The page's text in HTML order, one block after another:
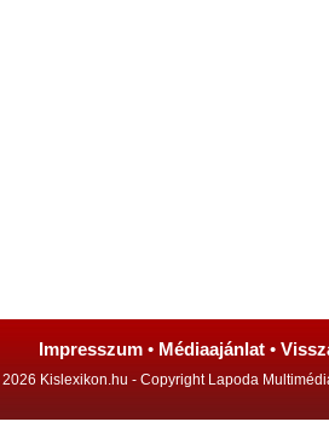
Impresszum • Médiaajánlat •
Kislexikon.hu - Copyright Lapoda